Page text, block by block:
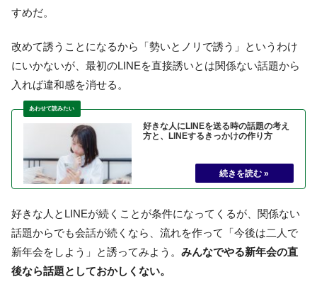
すめだ。
改めて誘うことになるから「勢いとノリで誘う」というわけ
にいかないが、最初のLINEを直接誘いとは関係ない話題から
入れば違和感を消せる。
好きな人にLINEを送る時の話題の考え
方と、LINEするきっかけの作り方
好きな人とLINEが続くことが条件になってくるが、関係ない
話題からでも会話が続くなら、流れを作って「今後は二人で
新年会をしよう」と誘ってみよう。 みんなでやる新年会の直
後なら話題としておかしくない。